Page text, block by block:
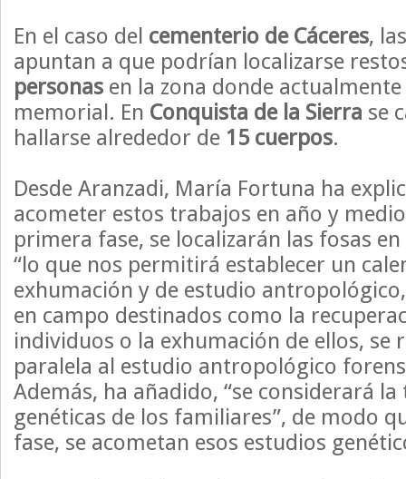
En el caso del cementerio de Cáceres,
apuntan a que podrían localizarse
personas en la zona donde
memorial. En Conquista de la Sierra se
hallarse alrededor de 15 cuerpos.
Desde Aranzadi, María Fortuna ha
acometer estos trabajos en año y
primera fase, se localizarán las fosas
“lo que nos permitirá establecer un
exhumación y de estudio
en campo destinados como la
individuos o la exhumación de ellos, se
paralela al estudio antropológico
Además, ha añadido, “se considerará
genéticas de los familiares”, de modo
fase, se acometan esos estudios